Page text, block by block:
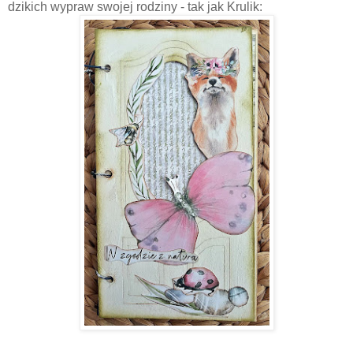
dzikich wypraw swojej rodziny - tak jak Krulik: